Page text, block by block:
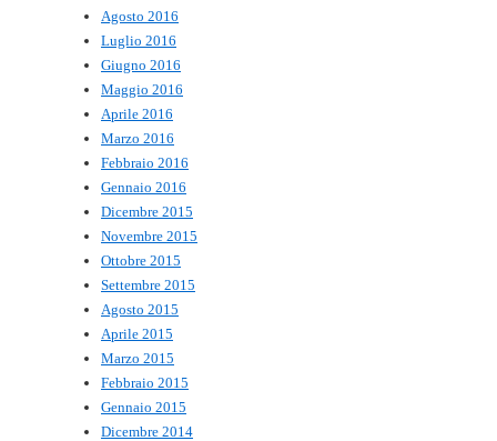
Agosto 2016
Luglio 2016
Giugno 2016
Maggio 2016
Aprile 2016
Marzo 2016
Febbraio 2016
Gennaio 2016
Dicembre 2015
Novembre 2015
Ottobre 2015
Settembre 2015
Agosto 2015
Aprile 2015
Marzo 2015
Febbraio 2015
Gennaio 2015
Dicembre 2014